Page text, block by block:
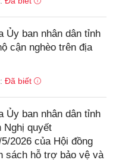
Ủy ban nhân dân tỉnh
cận nghèo trên địa
Đã biết
Ủy ban nhân dân tỉnh
Nghị quyết
2026 của Hội đồng
sách hỗ trợ bảo vệ và